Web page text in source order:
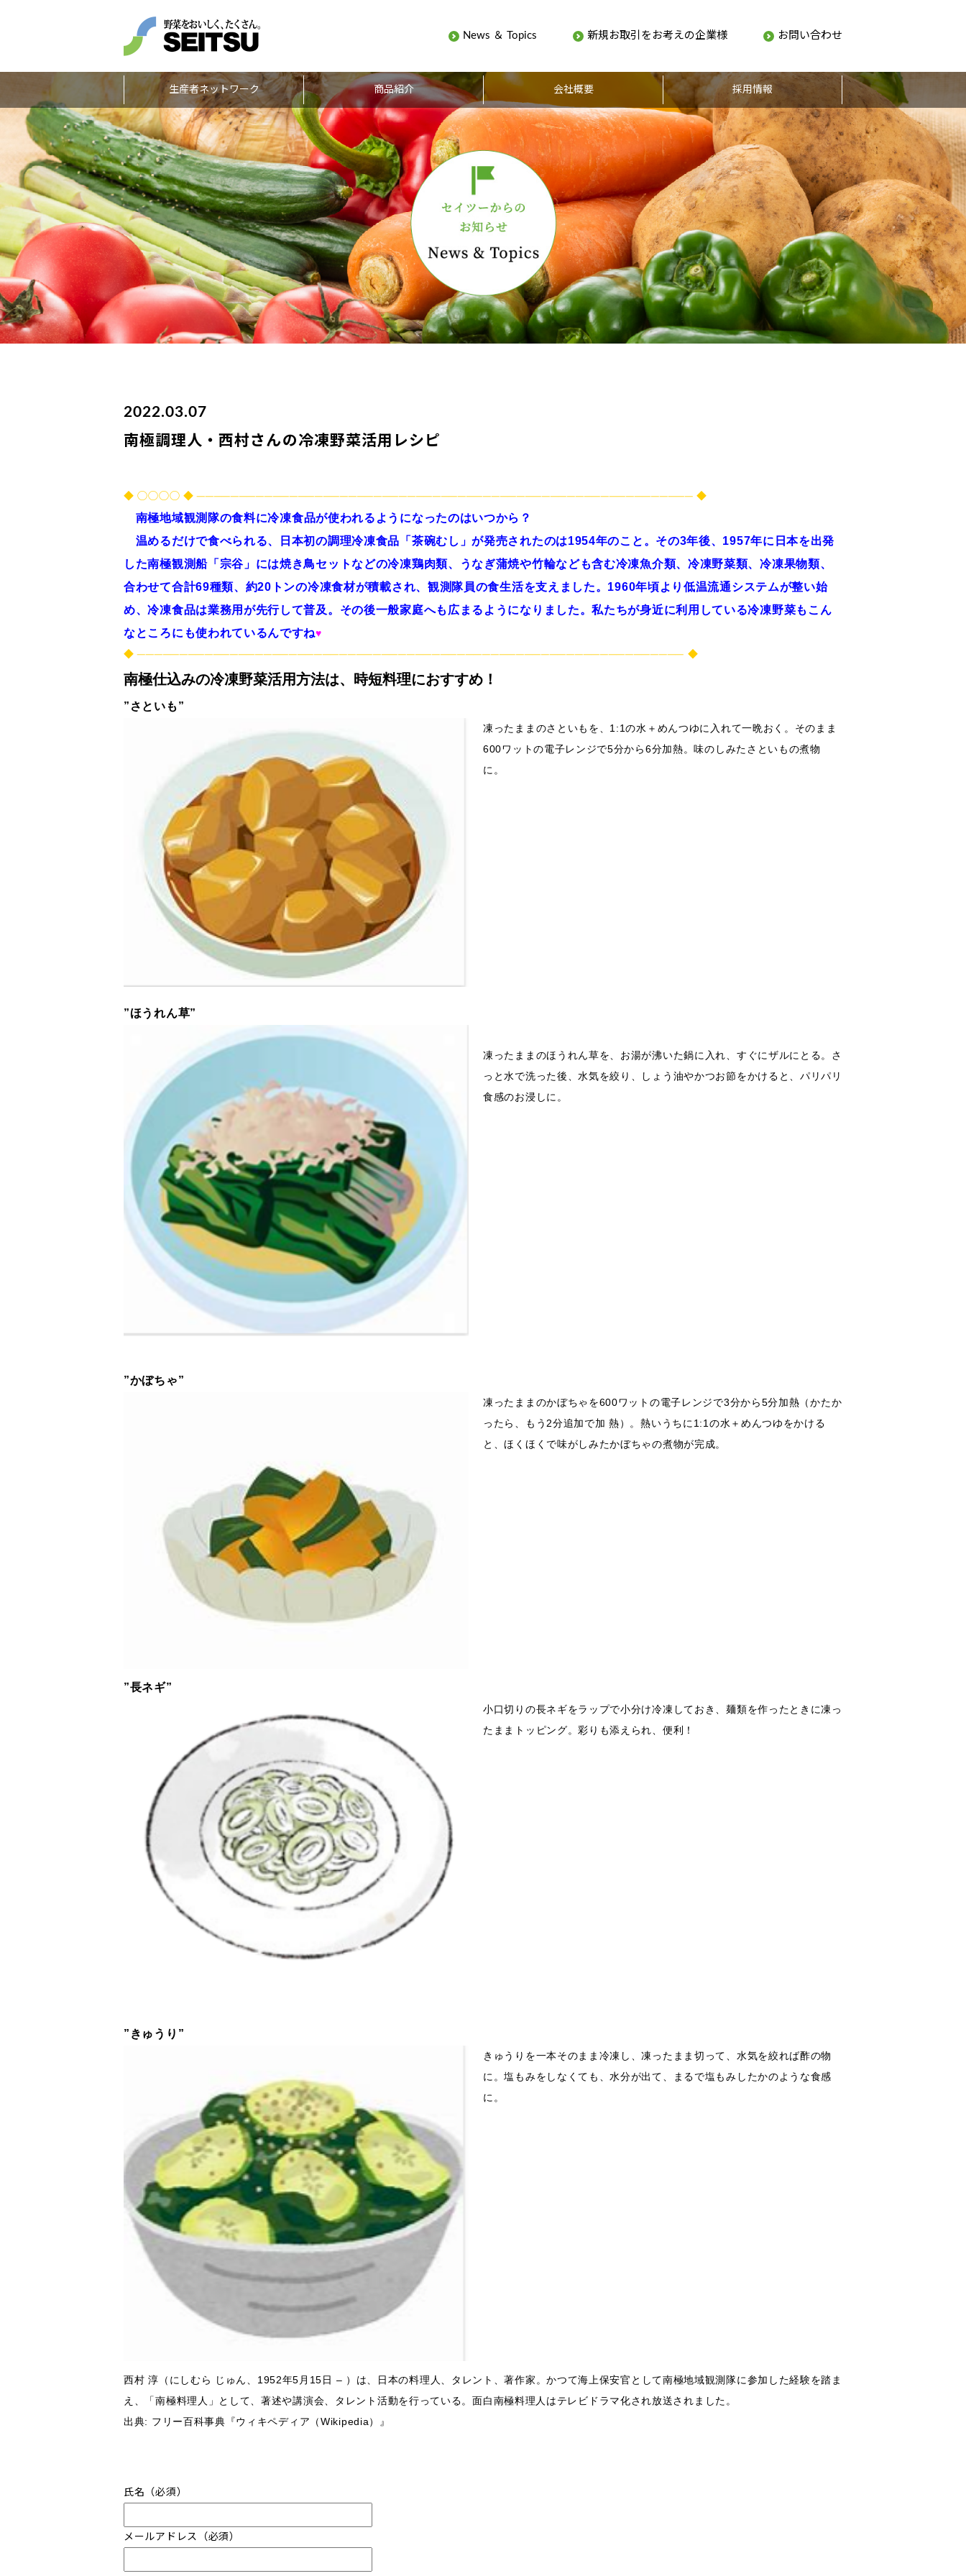
News ＆ Topics 新規お取引をお考えの企業様 お問い合わせ
生産者ネットワーク 商品紹介 会社概要 採用情報
2022.03.07
南極調理人・西村さんの冷凍野菜活用レシピ
◆ ◯◯◯◯ ◆ ─────────────────────────────────────────────────────────── ◆
南極地域観測隊の食料に冷凍食品が使われるようになったのはいつから？
温めるだけで食べられる、日本初の調理冷凍食品「茶碗むし」が発売されたのは1954年のこと。その3年後、1957年に日本を出発
した南極観測船「宗谷」には焼き鳥セットなどの冷凍鶏肉類、うなぎ蒲焼や竹輪なども含む冷凍魚介類、冷凍野菜類、冷凍果物類、
合わせて合計69種類、約20トンの冷凍食材が積載され、観測隊員の食生活を支えました。1960年頃より低温流通システムが整い始
め、冷凍食品は業務用が先行して普及。その後一般家庭へも広まるようになりました。私たちが身近に利用している冷凍野菜もこん
なところにも使われているんですね♥
◆ ───────────────────────────────────────────────────────────────── ◆
南極仕込みの冷凍野菜活用方法は、時短料理におすすめ！
”さといも”
凍ったままのさといもを、1:1の水＋めんつゆに入れて一晩おく。そのまま
600ワットの電子レンジで5分から6分加熱。味のしみたさといもの煮物
に。
”ほうれん草”
凍ったままのほうれん草を、お湯が沸いた鍋に入れ、すぐにザルにとる。さ
っと水で洗った後、水気を絞り、しょう油やかつお節をかけると、パリパリ
食感のお浸しに。
”かぼちゃ”
凍ったままのかぼちゃを600ワットの電子レンジで3分から5分加熱（かたか
ったら、もう2分追加で加 熱）。熱いうちに1:1の水＋めんつゆをかける
と、ほくほくで味がしみたかぼちゃの煮物が完成。
”長ネギ”
小口切りの長ネギをラップで小分け冷凍しておき、麺類を作ったときに凍っ
たままトッピング。彩りも添えられ、便利！
”きゅうり”
きゅうりを一本そのまま冷凍し、凍ったまま切って、水気を絞れば酢の物
に。塩もみをしなくても、水分が出て、まるで塩もみしたかのような食感
に。
西村 淳 （にしむら じゅん、1952年5月15日 – ）は、日本の料理人、タレント、著作家。かつて海上保安官として南極地域観測隊に参加した経験を踏ま
え、「南極料理人」として、著述や講演会、タレント活動を行っている。面白南極料理人はテレビドラマ化され放送されました。
出典: フリー百科事典『ウィキペディア（Wikipedia）』
氏名（必須）
メールアドレス（必須）